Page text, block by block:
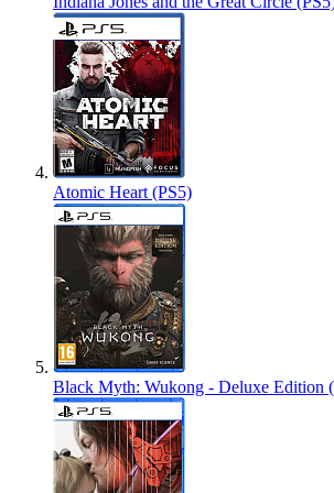
Atomic Heart (PS5)
Black Myth: Wukong - Deluxe Edition